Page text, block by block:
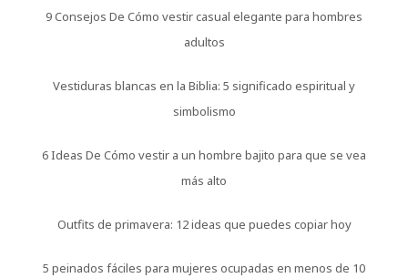
9 Consejos De Cómo vestir casual elegante para hombres
adultos
Vestiduras blancas en la Biblia: 5 significado espiritual y
simbolismo
6 Ideas De Cómo vestir a un hombre bajito para que se vea
más alto
Outfits de primavera: 12 ideas que puedes copiar hoy
5 peinados fáciles para mujeres ocupadas en menos de 10